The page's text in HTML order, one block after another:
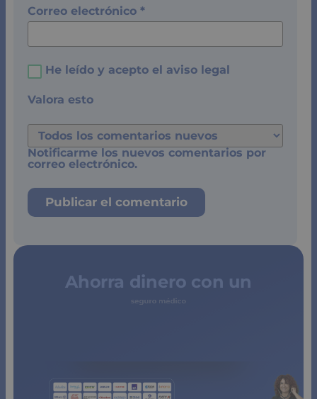
Correo electrónico *
He leído y acepto el aviso legal
Valora esto
Notificarme los nuevos comentarios por
correo electrónico.
Ahorra dinero con un
seguro médico